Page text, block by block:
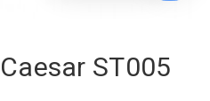
ST005